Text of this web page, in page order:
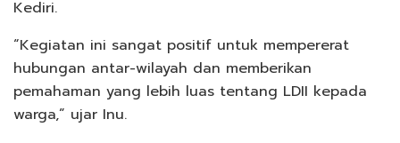
Kediri.
“Kegiatan ini sangat positif untuk mempererat
hubungan antar-wilayah dan memberikan
pemahaman yang lebih luas tentang LDII kepada
warga,” ujar Inu.